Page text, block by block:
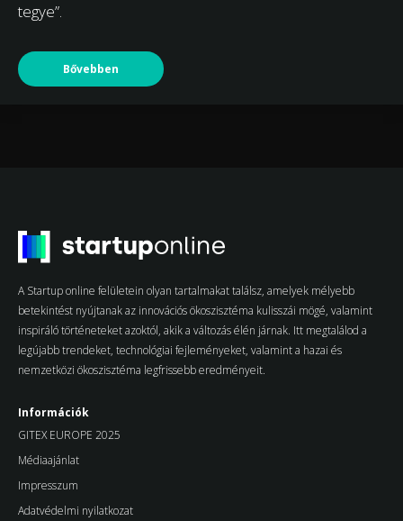
tegye”.
Bővebben
A Startup online felületein olyan tartalmakat találsz, amelyek mélyebb
betekintést nyújtanak az innovációs ökoszisztéma kulisszái mögé, valamint
inspiráló történeteket azoktól, akik a változás élén járnak. Itt megtalálod a
legújabb trendeket, technológiai fejleményeket, valamint a hazai és
nemzetközi ökoszisztéma legfrissebb eredményeit.
Információk
GITEX EUROPE 2025
Médiaajánlat
Impresszum
Adatvédelmi nyilatkozat